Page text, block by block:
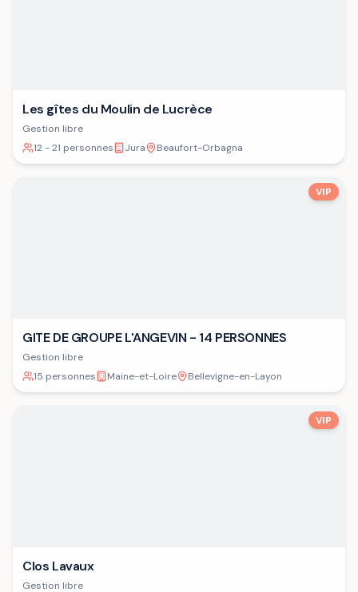
Les gîtes du Moulin de Lucrèce
Gestion libre
12 - 21 personnes
Jura Beaufort-Orbagna
VIP
GITE DE GROUPE L'ANGEVIN - 14 PERSONNES
Gestion libre
15 personnes
Maine-et-Loire Bellevigne-en-Layon
VIP
Clos Lavaux
Gestion libre